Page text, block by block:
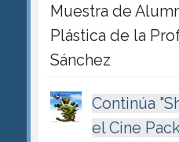
Muestra de
Plástica de la
Sánchez
Continúa
el Cine